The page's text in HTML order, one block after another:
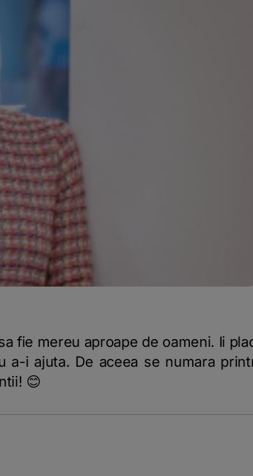
fie mereu aproape de oameni. Ii
i ajuta. De aceea se numara
😊